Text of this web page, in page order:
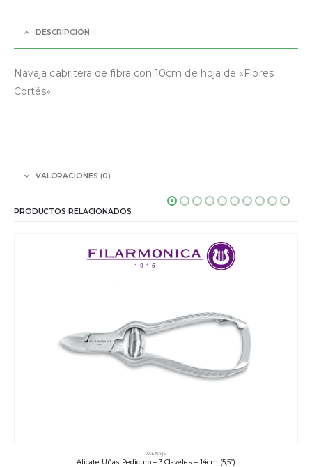
DESCRIPCIÓN
Navaja cabritera de fibra con 10cm de hoja de «Flores
Cortés».
VALORACIONES (0)
PRODUCTOS RELACIONADOS
MENAJE
Alicate Uñas Pedicuro – 3 Claveles – 14cm (5,5”)